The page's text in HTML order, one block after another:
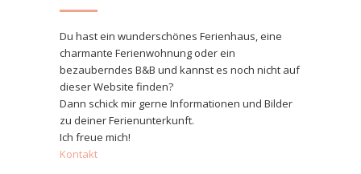
Du hast ein wunderschönes Ferienhaus, eine
charmante Ferienwohnung oder ein
bezauberndes B&B und kannst es noch nicht auf
dieser Website finden?
Dann schick mir gerne Informationen und Bilder
zu deiner Ferienunterkunft.
Ich freue mich!
Kontakt